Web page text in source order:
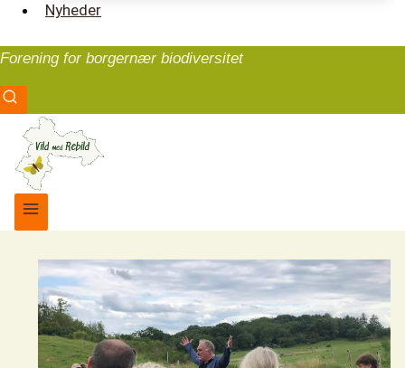
Nyheder
Forening for borgernær biodiversitet